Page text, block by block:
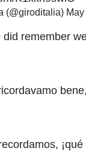
(@giroditalia)
did remember